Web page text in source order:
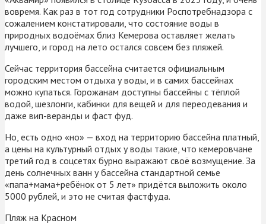
вовремя. Как раз в тот год сотрудники Роспотребнадзора с
сожалением констатировали, что состояние воды в
природных водоёмах близ Кемерова оставляет желать
лучшего, и город на лето остался совсем без пляжей.
Сейчас территория бассейна считается официальным
городским местом отдыха у воды, и в самих бассейнах
можно купаться. Горожанам доступны бассейны с тёплой
водой, шезлонги, кабинки для вещей и для переодевания и
даже вип-веранды и фаст фуд.
Но, есть одно «но» — вход на территорию бассейна платный,
а цены на культурный отдых у воды такие, что кемеровчане
третий год в соцсетях бурно выражают своё возмущение. За
день солнечных ванн у бассейна стандартной семье
«папа+мама+ребёнок от 5 лет» придётся выложить около
5000 рублей, и это не считая фастфуда.
Пляж на Красном